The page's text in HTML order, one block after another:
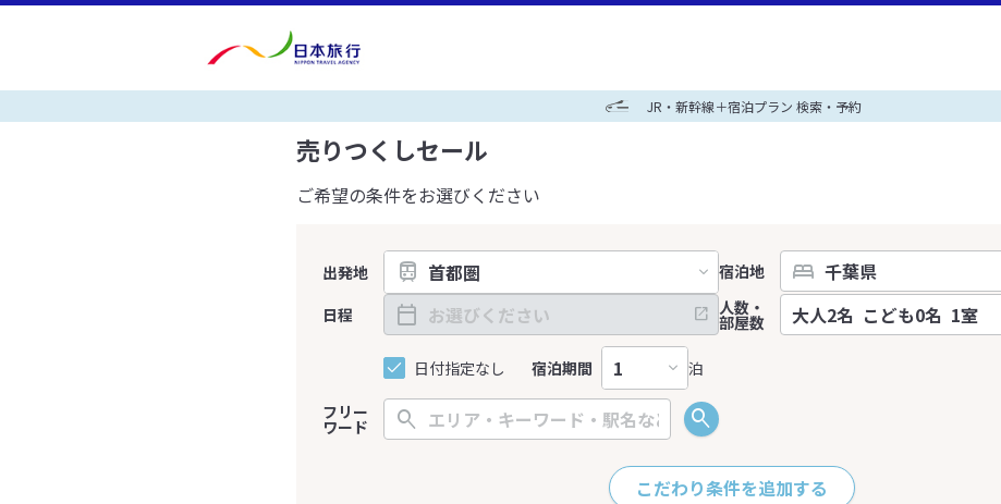
JR・新幹線＋宿泊プラン 検索・予約
売りつくしセール
ご希望の条件をお選びください
出発地
宿泊地
日程
日付指定なし 宿泊期間 泊
人数・
部屋数
フリー
ワード
こだわり条件を追加する